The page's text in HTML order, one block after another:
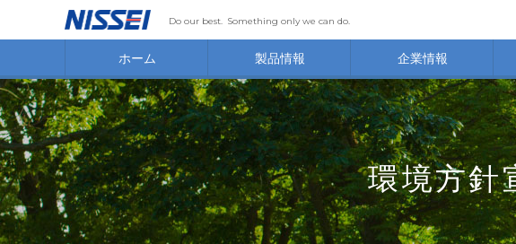
Do our best. Something only we can do.
ホーム 製品情報 企業情報
環境方針